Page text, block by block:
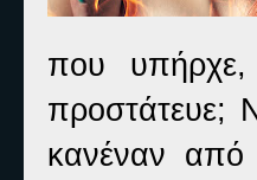
που
προστάτευε;
κανέναν